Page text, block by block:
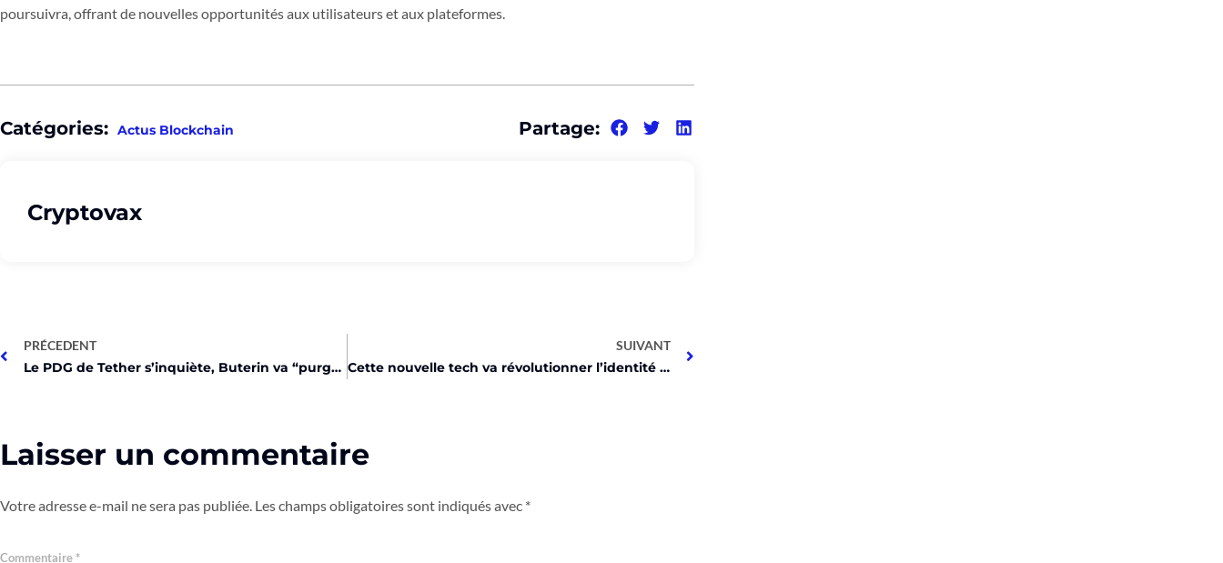
poursuivra, offrant de nouvelles opportunités aux utilisateurs et aux plateformes.
Catégories: Actus Blockchain Partage:
Cryptovax
PRÉCEDENT
Le PDG de Tether s’inquiète, Buterin va “purger” Ethereum !
SUIVANT
Cette nouvelle tech va révolutionner l’identité numérique !
Laisser un commentaire
Votre adresse e-mail ne sera pas publiée. Les champs obligatoires sont indiqués avec *
Commentaire*